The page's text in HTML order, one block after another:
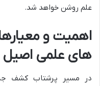
علم روشن خواهد شد.
اهمیت و
های علمی اصیل
در مسیر پرشتاب کشف